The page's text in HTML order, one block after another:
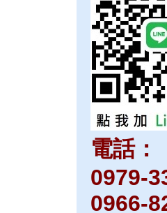
電話：
0979-
0966-